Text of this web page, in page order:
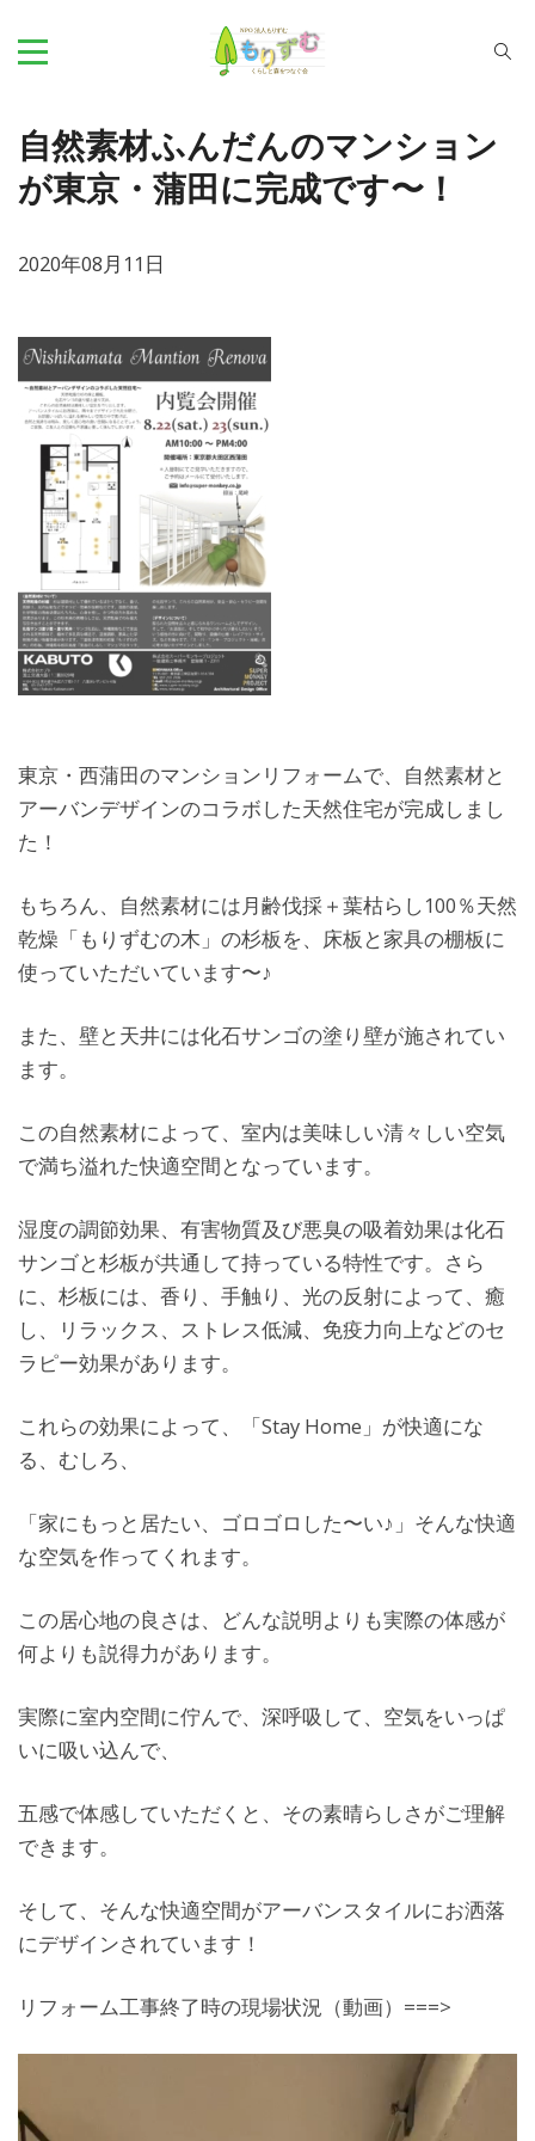
自然素材ふんだんのマンション
が東京・蒲田に完成です〜！
2020年08月11日
東京・西蒲田のマンションリフォームで、自然素材と
アーバンデザインのコラボした天然住宅が完成しまし
た！
もちろん、自然素材には月齢伐採＋葉枯らし100％天然
乾燥「もりずむの木」の杉板を、床板と家具の棚板に
使っていただいています〜♪
また、壁と天井には化石サンゴの塗り壁が施されてい
ます。
この自然素材によって、室内は美味しい清々しい空気
で満ち溢れた快適空間となっています。
湿度の調節効果、有害物質及び悪臭の吸着効果は化石
サンゴと杉板が共通して持っている特性です。さら
に、杉板には、香り、手触り、光の反射によって、癒
し、リラックス、ストレス低減、免疫力向上などのセ
ラピー効果があります。
これらの効果によって、「Stay Home」が快適にな
る、むしろ、
「家にもっと居たい、ゴロゴロした〜い♪」そんな快適
な空気を作ってくれます。
この居心地の良さは、どんな説明よりも実際の体感が
何よりも説得力があります。
実際に室内空間に佇んで、深呼吸して、空気をいっぱ
いに吸い込んで、
五感で体感していただくと、その素晴らしさがご理解
できます。
そして、そんな快適空間がアーバンスタイルにお洒落
にデザインされています！
リフォーム工事終了時の現場状況（動画）===>
プ